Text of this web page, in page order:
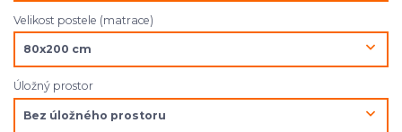
Velikost postele (matrace)
Úložný prostor